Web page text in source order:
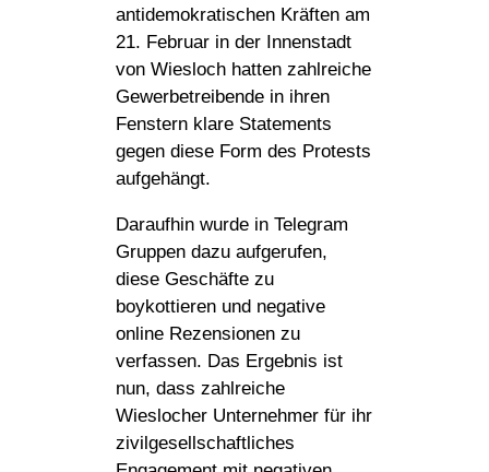
antidemokratischen Kräften am
21. Februar in der Innenstadt
von Wiesloch hatten zahlreiche
Gewerbetreibende in ihren
Fenstern klare Statements
gegen diese Form des Protests
aufgehängt.
Daraufhin wurde in Telegram
Gruppen dazu aufgerufen,
diese Geschäfte zu
boykottieren und negative
online Rezensionen zu
verfassen. Das Ergebnis ist
nun, dass zahlreiche
Wieslocher Unternehmer für ihr
zivilgesellschaftliches